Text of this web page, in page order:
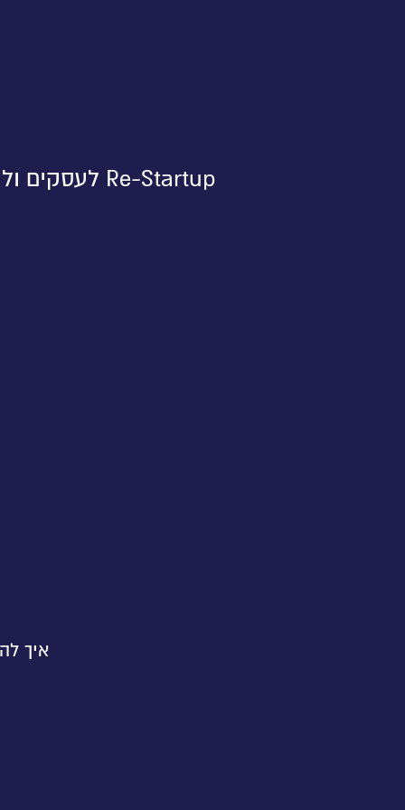
Re-Startup לעסקים ולחברות השיטה להזניק את העסק קדימה לצמיחה עסקית משמעותית
איך